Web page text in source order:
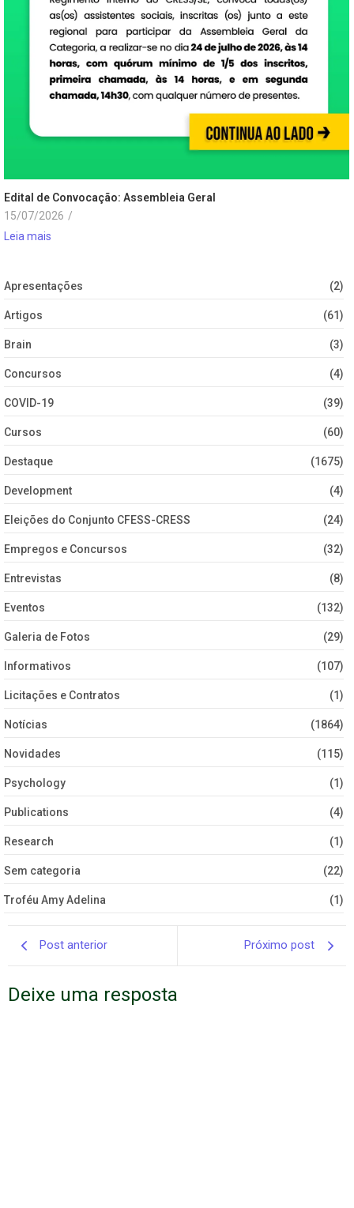
Edital de Convocação: Assembleia Geral
15/07/2026 /
Leia mais
Apresentações (2)
Artigos (61)
Brain (3)
Concursos (4)
COVID-19 (39)
Cursos (60)
Destaque (1675)
Development (4)
Eleições do Conjunto CFESS-CRESS (24)
Empregos e Concursos (32)
Entrevistas (8)
Eventos (132)
Galeria de Fotos (29)
Informativos (107)
Licitações e Contratos (1)
Notícias (1864)
Novidades (115)
Psychology (1)
Publications (4)
Research (1)
Sem categoria (22)
Troféu Amy Adelina (1)
Post anterior Próximo post
Deixe uma resposta